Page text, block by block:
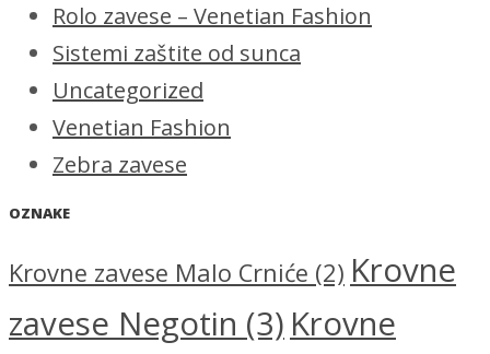
Rolo zavese – Venetian Fashion
Sistemi zaštite od sunca
Uncategorized
Venetian Fashion
Zebra zavese
OZNAKE
Krovne zavese Malo Crniće (2) Krovne
zavese Negotin (3) Krovne